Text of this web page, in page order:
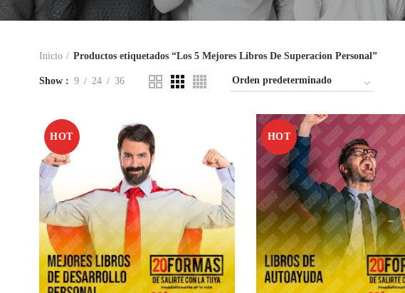
Inicio Productos etiquetados “Los 5 Mejores Libros De Superacion Personal”
Show 9 24 36
HOT HOT